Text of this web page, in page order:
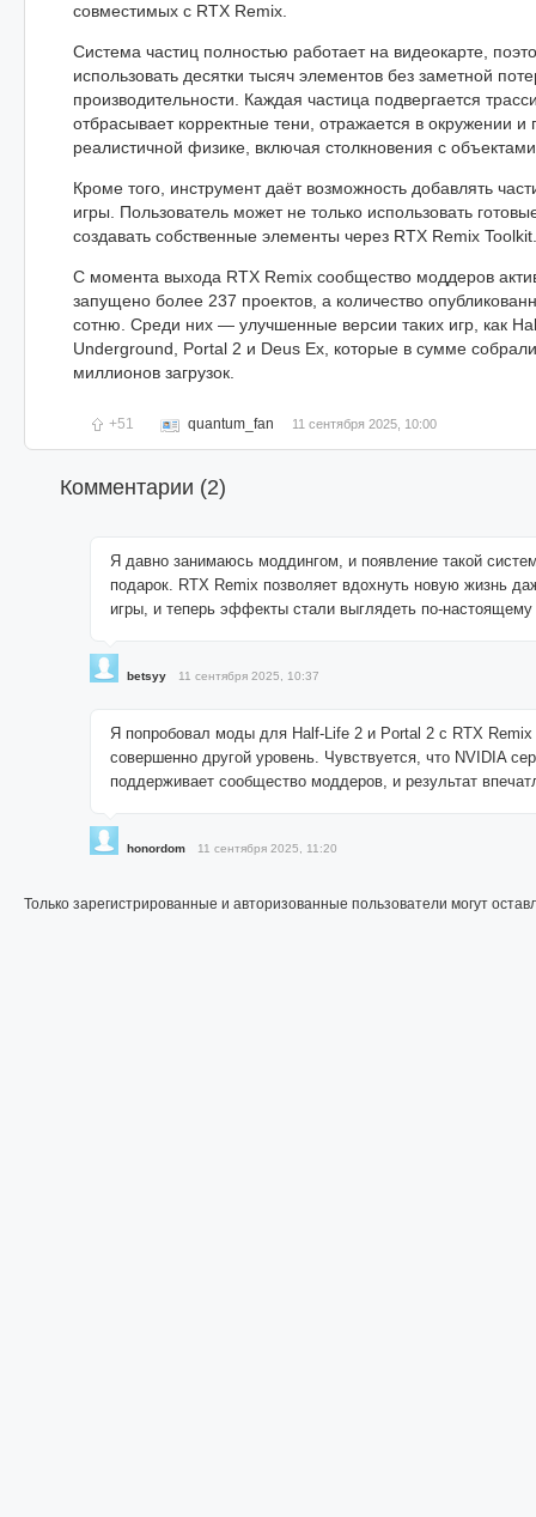
совместимых с RTX Remix.
Система частиц полностью работает на видеокарте,
использовать десятки тысяч элементов без заметной
производительности. Каждая частица подвергается
отбрасывает корректные тени, отражается в окружении и
реалистичной физике, включая столкновения с
Кроме того, инструмент даёт возможность добавлять
игры. Пользователь может не только использовать
создавать собственные элементы через RTX Remix Toolkit.
С момента выхода RTX Remix сообщество моддеров
запущено более 237 проектов, а количество
сотню. Среди них — улучшенные версии таких игр, как
Underground, Portal 2 и Deus Ex, которые в сумме
миллионов загрузок.
+51 quantum_fan 11 сентября 2025, 10:00
Комментарии (2)
Я давно занимаюсь моддингом, и появление такой
подарок. RTX Remix позволяет вдохнуть новую жизнь
игры, и теперь эффекты стали выглядеть по-
betsyy 11 сентября 2025, 10:37
Я попробовал моды для Half-Life 2 и Portal 2 с RTX
совершенно другой уровень. Чувствуется, что NVIDIA
поддерживает сообщество моддеров, и результат
honordom 11 сентября 2025, 11:20
Только зарегистрированные и авторизованные пользователи могут